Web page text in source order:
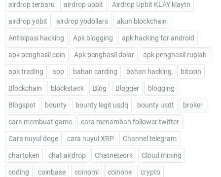
airdrop terbaru airdrop upbit Airdrop Upbit KLAY klaytn
airdrop yobit airdrop yodollars akun blockchain
Antisipasi hacking Apk blogging apk hacking for android
apk penghasil coin Apk penghasil dolar apk penghasil rupiah
apk trading app bahan carding bahan hacking bitcoin
Blockchain blockstack Blog Blogger blogging
Blogspot bounty bounty legit usdq bounty usdt broker
cara membuat game cara menambah follower twitter
Cara nuyul doge cara nuyul XRP Channel telegram
chartoken chat airdrop Chatneteork Cloud mining
coding coinbase coinomi coinone crypto